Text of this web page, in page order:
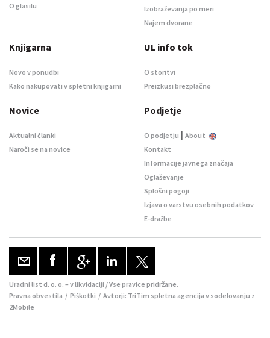
O glasilu
Izobraževanja po meri
Najem dvorane
Knjigarna
Novo v ponudbi
Kako nakupovati v spletni knjigarni
UL info tok
O storitvi
Preizkusi brezplačno
Novice
Aktualni članki
Naroči se na novice
Podjetje
O podjetju | About
Kontakt
Informacije javnega značaja
Oglaševanje
Splošni pogoji
Izjava o varstvu osebnih podatkov
E-dražbe
Uradni list d. o. o. – v likvidaciji / Vse pravice pridržane.
Pravna obvestila / Piškotki / Avtorji: TriTim spletna agencija v sodelovanju z
2Mobile